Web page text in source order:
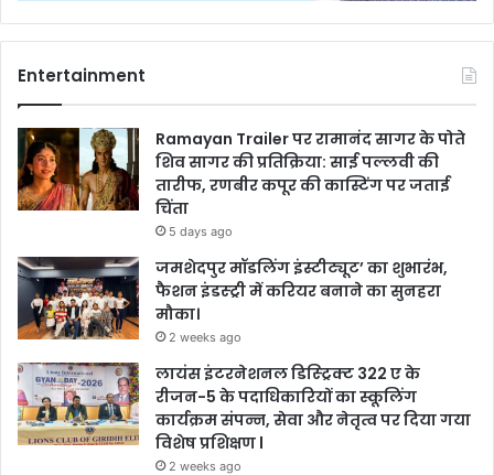
Entertainment
Ramayan Trailer पर रामानंद सागर के पोते
शिव सागर की प्रतिक्रिया: साई पल्लवी की
तारीफ, रणबीर कपूर की कास्टिंग पर जताई
चिंता
5 days ago
जमशेदपुर मॉडलिंग इंस्टीट्यूट’ का शुभारंभ,
फैशन इंडस्ट्री में करियर बनाने का सुनहरा
मौका।
2 weeks ago
लायंस इंटरनेशनल डिस्ट्रिक्ट 322 ए के
रीजन-5 के पदाधिकारियों का स्कूलिंग
कार्यक्रम संपन्न, सेवा और नेतृत्व पर दिया गया
विशेष प्रशिक्षण l
2 weeks ago